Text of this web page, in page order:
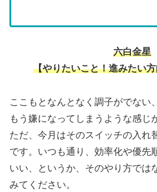
六白金星
【やりたいこと！進みたい
ここもとなんとなく調子がでない
もう嫌になってしまうような感じ
ただ、今月はそのスイッチの入れ
です。いつも通り、効率化や優先
いい、というか、そのやり方では
みてください。